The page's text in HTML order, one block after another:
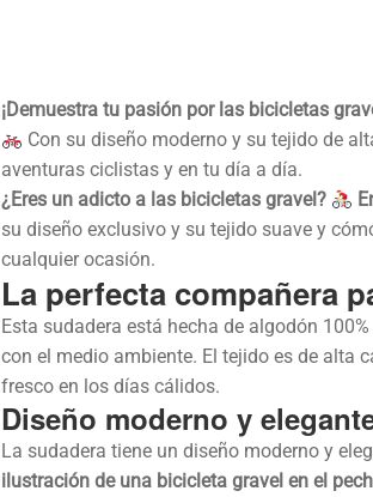
¡Demuestra tu pasión por las bicicletas
Con su diseño moderno y su tejido de
aventuras ciclistas y en tu día a día.
¿Eres un adicto a las bicicletas gravel?
su diseño exclusivo y su tejido suave y
cualquier ocasión.
La perfecta compañera
Esta sudadera está hecha de algodón
con el medio ambiente. El tejido es de alta
fresco en los días cálidos.
Diseño moderno y
La sudadera tiene un diseño moderno y
ilustración de una bicicleta gravel en el